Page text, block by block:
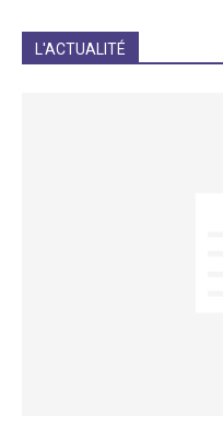
L'ACTUALITÉ